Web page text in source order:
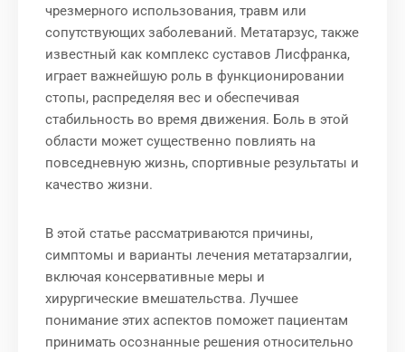
чрезмерного использования, травм или
сопутствующих заболеваний. Метатарзус, также
известный как комплекс суставов Лисфранка,
играет важнейшую роль в функционировании
стопы, распределяя вес и обеспечивая
стабильность во время движения. Боль в этой
области может существенно повлиять на
повседневную жизнь, спортивные результаты и
качество жизни.
В этой статье рассматриваются причины,
симптомы и варианты лечения метатарзалгии,
включая консервативные меры и
хирургические вмешательства. Лучшее
понимание этих аспектов поможет пациентам
принимать осознанные решения относительно